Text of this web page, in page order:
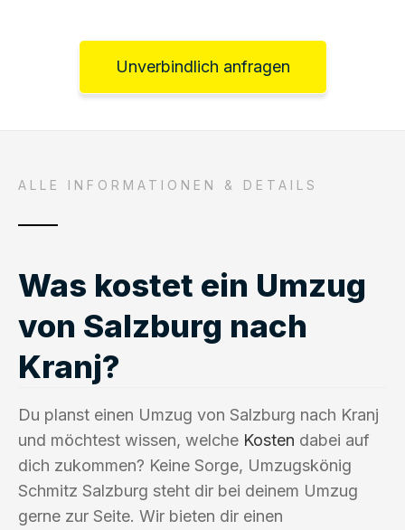
Unverbindlich anfragen
ALLE INFORMATIONEN & DETAILS
Was kostet ein Umzug
von Salzburg nach
Kranj?
Du planst einen Umzug von Salzburg nach Kranj
und möchtest wissen, welche Kosten dabei auf
dich zukommen? Keine Sorge, Umzugskönig
Schmitz Salzburg steht dir bei deinem Umzug
gerne zur Seite. Wir bieten dir einen